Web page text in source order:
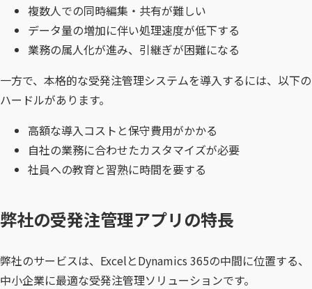
複数人での同時編集・共有が難しい
データ量の増加に伴い処理速度が低下する
業務の属人化が進み、引継ぎが困難になる
一方で、本格的な受発注管理システムを導入するには、以下の
ハードルがあります。
高額な導入コストと保守費用がかかる
自社の業務に合わせたカスタマイズが必要
社員への教育と習熟に時間を要する
弊社の受発注管理アプリの特長
弊社のサービスは、ExcelとDynamics 365の中間に位置する、
中小企業に最適な受発注管理ソリューションです。